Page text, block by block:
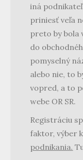
iná
priniesť veľa
preto by bola
do
pomyselný
alebo nie, to
vopred, a to
webe OR SR.
Registráciu
faktor, výber
podnikania.